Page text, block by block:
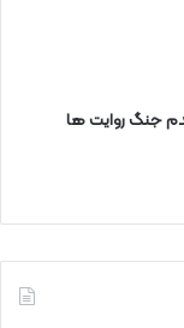
جنگ روایت ها